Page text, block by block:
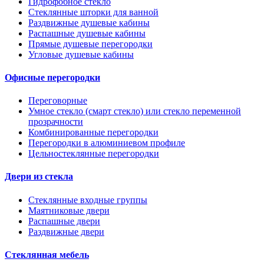
Стеклянные шторки для ванной
Раздвижные душевые кабины
Распашные душевые кабины
Прямые душевые перегородки
Угловые душевые кабины
Офисные перегородки
Переговорные
Умное стекло (смарт стекло) или стекло переменной
прозрачности
Комбинированные перегородки
Перегородки в алюминиевом профиле
Цельностеклянные перегородки
Двери из стекла
Стеклянные входные группы
Маятниковые двери
Распашные двери
Раздвижные двери
Стеклянная мебель